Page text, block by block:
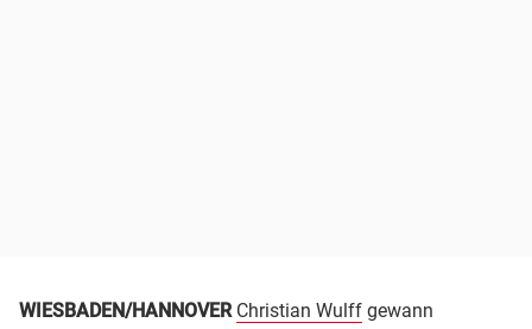
WIESBADEN/HANNOVER Christian Wulff gewann